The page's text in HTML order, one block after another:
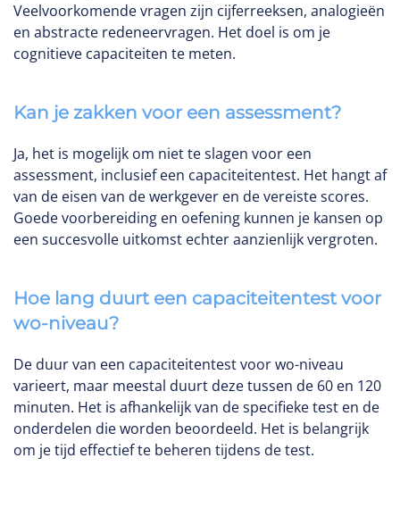
Veelvoorkomende vragen zijn cijferreeksen, analogieën
en abstracte redeneervragen. Het doel is om je
cognitieve capaciteiten te meten.
Kan je zakken voor een assessment?
Ja, het is mogelijk om niet te slagen voor een
assessment, inclusief een capaciteitentest. Het hangt af
van de eisen van de werkgever en de vereiste scores.
Goede voorbereiding en oefening kunnen je kansen op
een succesvolle uitkomst echter aanzienlijk vergroten.
Hoe lang duurt een capaciteitentest voor
wo-niveau?
De duur van een capaciteitentest voor wo-niveau
varieert, maar meestal duurt deze tussen de 60 en 120
minuten. Het is afhankelijk van de specifieke test en de
onderdelen die worden beoordeeld. Het is belangrijk
om je tijd effectief te beheren tijdens de test.